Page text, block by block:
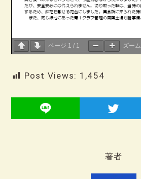
ページ 1 / 1 ズーム
Post Views: 1,454
著者